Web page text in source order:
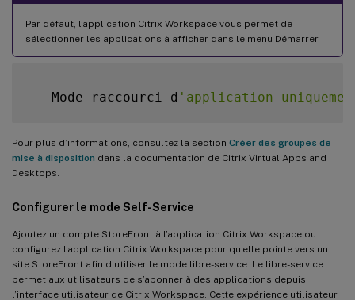
Par défaut, l’application Citrix Workspace vous permet de
sélectionner les applications à afficher dans le menu Démarrer.
-
  Mode raccourci d
'application
Pour plus d’informations, consultez la section Créer des groupes de
mise à disposition dans la documentation de Citrix Virtual Apps and
Desktops.
Configurer le mode Self-Service
Ajoutez un compte StoreFront à l’application Citrix Workspace ou
configurez l’application Citrix Workspace pour qu’elle pointe vers un
site StoreFront afin d’utiliser le mode libre-service. Le libre-service
permet aux utilisateurs de s’abonner à des applications depuis
l’interface utilisateur de Citrix Workspace. Cette expérience utilisateur